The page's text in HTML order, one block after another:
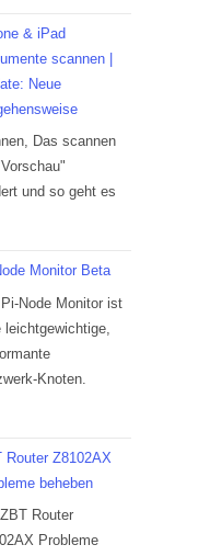
& iPad
scannen |
Neue
Das scannen
und so geht es
Monitor Beta
Pi-Node Monitor ist
leichtgewichtige,
Knoten.
Router Z8102AX
beheben
Router
Probleme